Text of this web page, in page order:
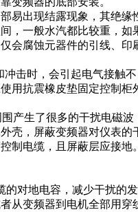
易出现结露现象，其绝
，一般水汽都比较重，如
会腐蚀元器件的引线、
击时，会引起电气接触
用抗震橡皮垫固定控制
产生了很多的干扰电磁
壳，屏蔽变频器对仪表
制电缆，且屏蔽层应接
对地电容，减少干扰的发
从变频器到电机全部用穿